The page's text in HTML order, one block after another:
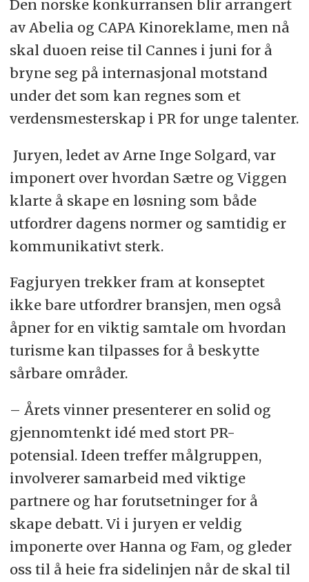
Den norske konkurransen blir arrangert
av Abelia og CAPA Kinoreklame, men nå
skal duoen reise til Cannes i juni for å
bryne seg på internasjonal motstand
under det som kan regnes som et
verdensmesterskap i PR for unge talenter.
Juryen, ledet av Arne Inge Solgard, var
imponert over hvordan Sætre og Viggen
klarte å skape en løsning som både
utfordrer dagens normer og samtidig er
kommunikativt sterk.
Fagjuryen trekker fram at konseptet
ikke bare utfordrer bransjen, men også
åpner for en viktig samtale om hvordan
turisme kan tilpasses for å beskytte
sårbare områder.
– Årets vinner presenterer en solid og
gjennomtenkt idé med stort PR-
potensial. Ideen treffer målgruppen,
involverer samarbeid med viktige
partnere og har forutsetninger for å
skape debatt. Vi i juryen er veldig
imponerte over Hanna og Fam, og gleder
oss til å heie fra sidelinjen når de skal til